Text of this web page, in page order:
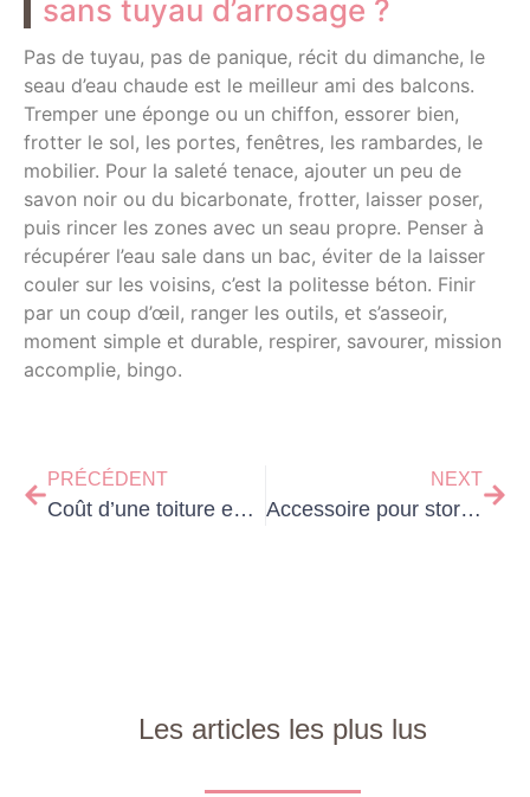
sans tuyau d’arrosage ?
Pas de tuyau, pas de panique, récit du dimanche, le
seau d’eau chaude est le meilleur ami des balcons.
Tremper une éponge ou un chiffon, essorer bien,
frotter le sol, les portes, fenêtres, les rambardes, le
mobilier. Pour la saleté tenace, ajouter un peu de
savon noir ou du bicarbonate, frotter, laisser poser,
puis rincer les zones avec un seau propre. Penser à
récupérer l’eau sale dans un bac, éviter de la laisser
couler sur les voisins, c’est la politesse béton. Finir
par un coup d’œil, ranger les outils, et s’asseoir,
moment simple et durable, respirer, savourer, mission
accomplie, bingo.
PRÉCÉDENT
Coût d’une toiture en tuiles : le budget réel à prévoir ?
NEXT
Accessoire pour store banne : les 9 pièces indispensables pour réparer et motoriser
Les articles les plus lus